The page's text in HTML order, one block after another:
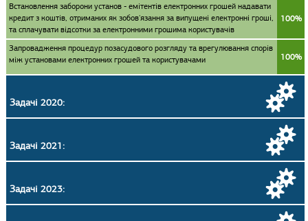
Встановлення заборони установ - емітентів електронних грошей надавати
кредит з коштів, отриманих як зобов'язання за випущені електронні гроші,
та сплачувати відсотки за електронними грошима користувачів
100%
Запровадження процедур позасудового розгляду та врегулювання спорів
між установами електронних грошей та користувачами
100%
Задачі 2020:
Задачі 2021:
Задачі 2023: